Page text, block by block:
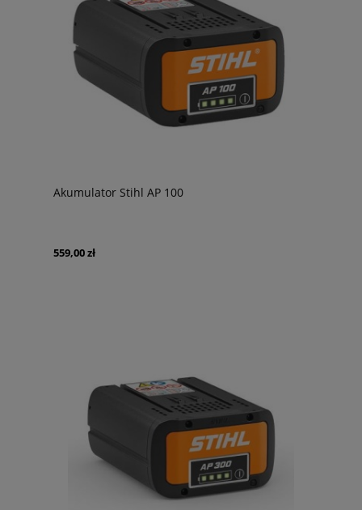
Akumulator Stihl AP 100
559,00 zł